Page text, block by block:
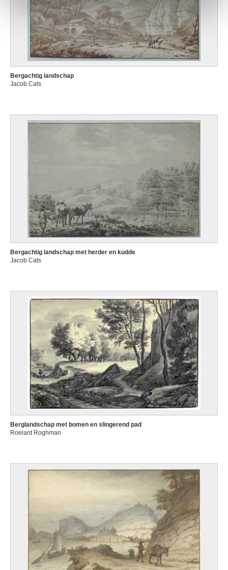
Bergachtig landschap
Jacob Cats
Bergachtig landschap met herder en kudde
Jacob Cats
Berglandschap met bomen en slingerend pad
Roelant Roghman